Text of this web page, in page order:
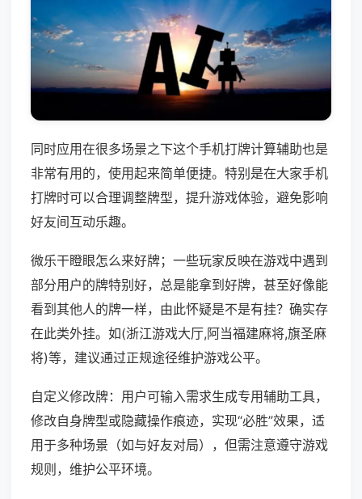
同时应用在很多场景之下这个手机打牌计算辅助也是
非常有用的，使用起来简单便捷。特别是在大家手机
打牌时可以合理调整牌型，提升游戏体验，避免影响
好友间互动乐趣。
微乐干瞪眼怎么来好牌；一些玩家反映在游戏中遇到
部分用户的牌特别好，总是能拿到好牌，甚至好像能
看到其他人的牌一样，由此怀疑是不是有挂？确实存
在此类外挂。如(浙江游戏大厅,阿当福建麻将,旗圣麻
将)等，建议通过正规途径维护游戏公平。
自定义修改牌：用户可输入需求生成专用辅助工具，
修改自身牌型或隐藏操作痕迹，实现“必胜”效果，适
用于多种场景（如与好友对局），但需注意遵守游戏
规则，维护公平环境。